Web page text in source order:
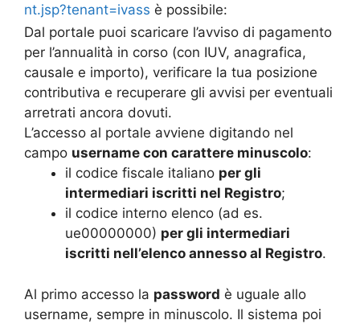
nt.jsp?tenant=ivass è possibile:
Dal portale puoi scaricare l’avviso di pagamento
per l’annualità in corso (con IUV, anagrafica,
causale e importo), verificare la tua posizione
contributiva e recuperare gli avvisi per eventuali
arretrati ancora dovuti.
L’accesso al portale avviene digitando nel
campo username con carattere minuscolo:
il codice fiscale italiano per gli
intermediari iscritti nel Registro;
il codice interno elenco (ad es.
ue00000000) per gli intermediari
iscritti nell’elenco annesso al Registro.
Al primo accesso la password è uguale allo
username, sempre in minuscolo. Il sistema poi